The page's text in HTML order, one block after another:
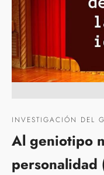
INVESTIGACIÓN DEL
Al geniotipo
personalidad